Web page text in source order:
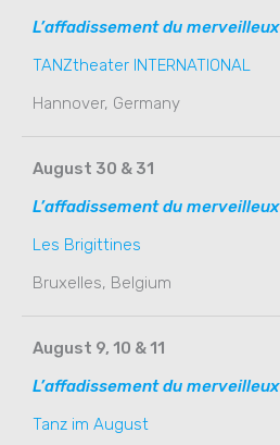
L’affadissement du merveilleux
TANZtheater INTERNATIONAL
Hannover, Germany
August 30 & 31
L’affadissement du merveilleux
Les Brigittines
Bruxelles, Belgium
August 9, 10 & 11
L’affadissement du merveilleux
Tanz im August